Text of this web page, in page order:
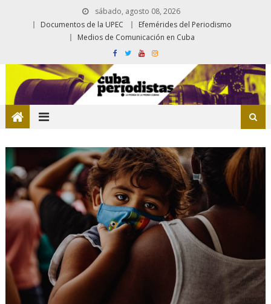
sábado, agosto 08, 2026
Documentos de la UPEC
Efemérides del Periodismo
Medios de Comunicación en Cuba